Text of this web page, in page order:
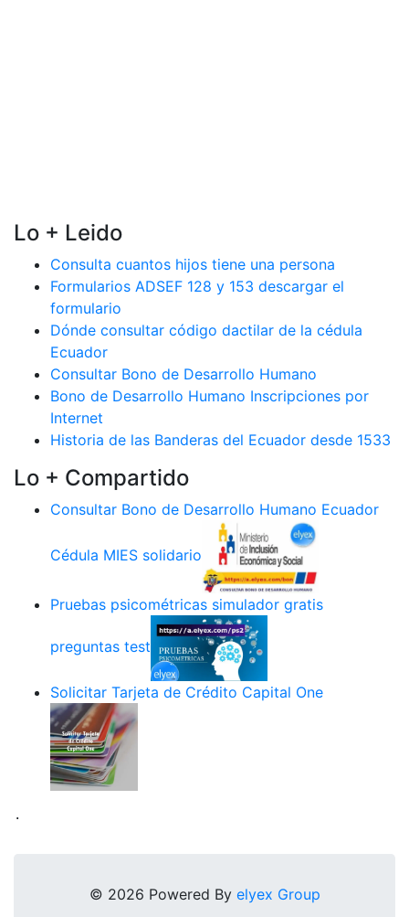
Lo + Leido
Consulta cuantos hijos tiene una persona
Formularios ADSEF 128 y 153 descargar el
formulario
Dónde consultar código dactilar de la cédula
Ecuador
Consultar Bono de Desarrollo Humano
Bono de Desarrollo Humano Inscripciones por
Internet
Historia de las Banderas del Ecuador desde 1533
Lo + Compartido
Consultar Bono de Desarrollo Humano Ecuador
Cédula MIES solidario
Pruebas psicométricas simulador gratis
preguntas test
Solicitar Tarjeta de Crédito Capital One
.
© 2026 Powered By elyex Group